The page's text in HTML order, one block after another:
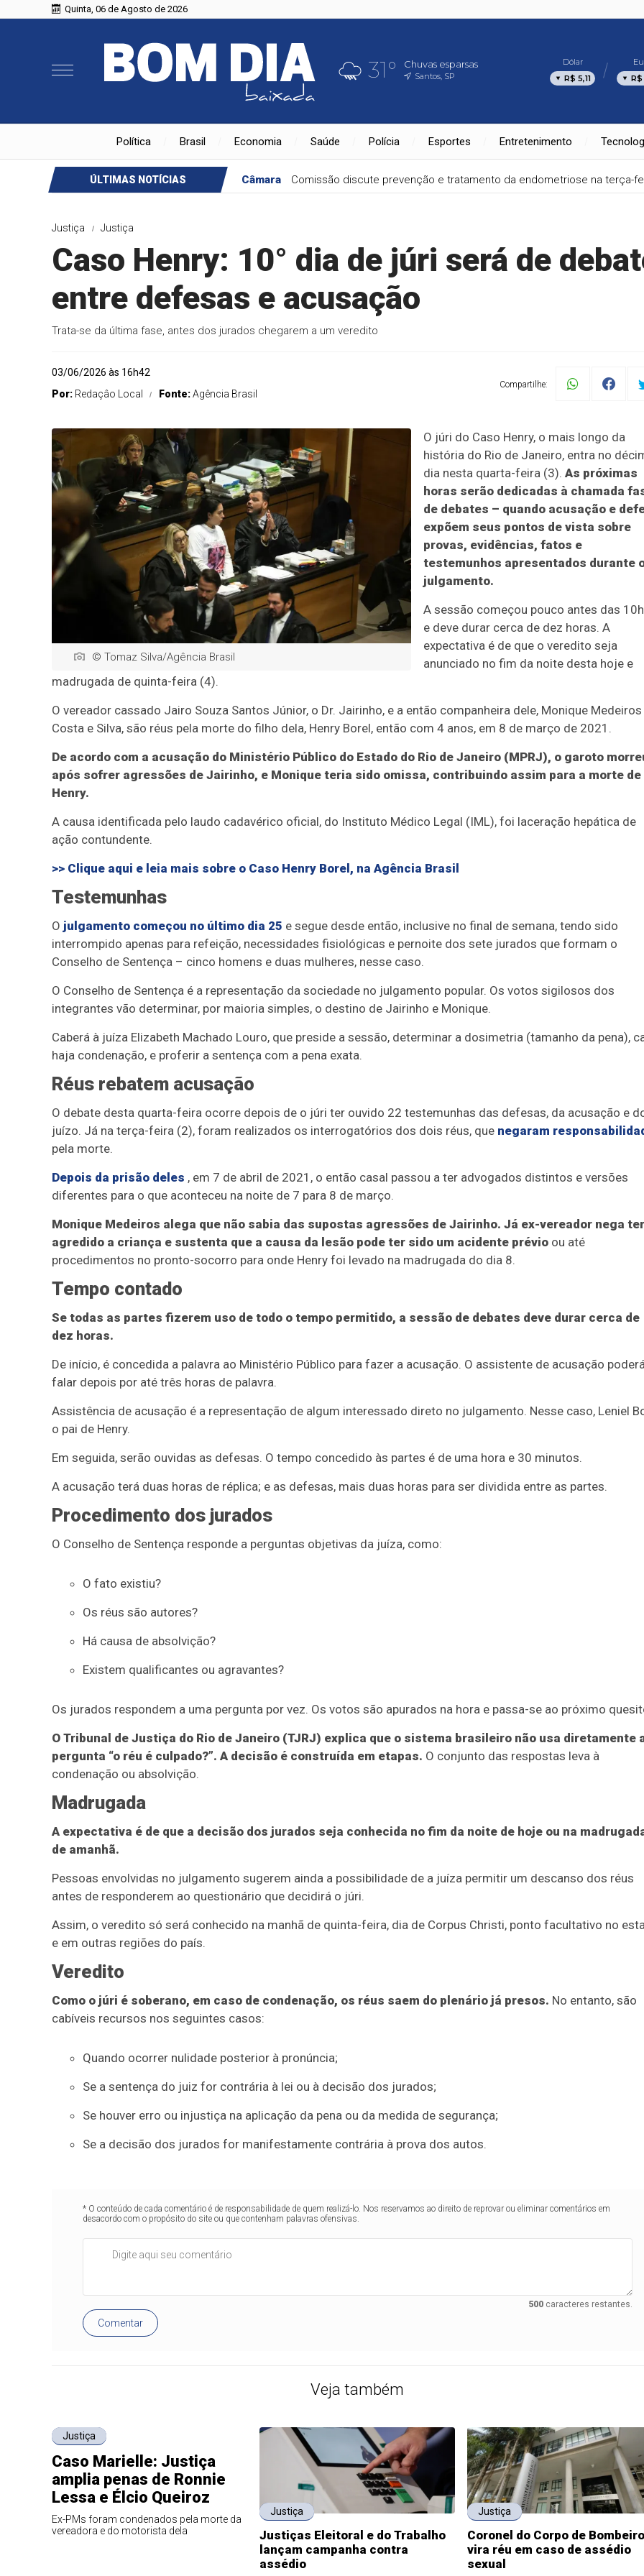
Quinta, 06 de Agosto de 2026
31° Chuvas esparsas
Santos, SP
Dólar
R$ 5,11
Política Brasil Economia Saúde Polícia Esportes Entretenimento
ÚLTIMAS NOTÍCIAS Câmara Comissão discute prevenção e tratamento da endometriose na terça-
Justiça Justiça
Caso Henry: 10° dia de júri será de
entre defesas e acusação
Trata-se da última fase, antes dos jurados chegarem a um veredito
03/06/2026 às 16h42
Por: Redaçâo Local Fonte:Agência Brasil
Compartilhe:
© Tomaz Silva/Agência Brasil
O júri do Caso Henry, o mais longo da
história do Rio de Janeiro, entra no
dia nesta quarta-feira (3). As próximas
horas serão dedicadas à chamada
de debates – quando acusação e
expõem seus pontos de vista sobre
provas, evidências, fatos e
testemunhos apresentados durante
julgamento.
A sessão começou pouco antes das
e deve durar cerca de dez horas. A
expectativa é de que o veredito seja
anunciado no fim da noite desta hoje e
madrugada de quinta-feira (4).
O vereador cassado Jairo Souza Santos Júnior, o Dr. Jairinho, e a então companheira dele, Monique Medeiros
Costa e Silva, são réus pela morte do filho dela, Henry Borel, então com 4 anos, em 8 de março de 2021.
De acordo com a acusação do Ministério Público do Estado do Rio de Janeiro (MPRJ), o garoto
após sofrer agressões de Jairinho, e Monique teria sido omissa, contribuindo assim para a morte de
Henry.
A causa identificada pelo laudo cadavérico oficial, do Instituto Médico Legal (IML), foi laceração hepática de
ação contundente.
>> Clique aqui e leia mais sobre o Caso Henry Borel, na Agência Brasil
Testemunhas
O julgamento começou no último dia 25 e segue desde então, inclusive no final de semana, tendo sido
interrompido apenas para refeição, necessidades fisiológicas e pernoite dos sete jurados que formam o
Conselho de Sentença – cinco homens e duas mulheres, nesse caso.
O Conselho de Sentença é a representação da sociedade no julgamento popular. Os votos sigilosos dos
integrantes vão determinar, por maioria simples, o destino de Jairinho e Monique.
Caberá à juíza Elizabeth Machado Louro, que preside a sessão, determinar a dosimetria (tamanho da pena),
haja condenação, e proferir a sentença com a pena exata.
Réus rebatem acusação
O debate desta quarta-feira ocorre depois de o júri ter ouvido 22 testemunhas das defesas, da acusação e
juízo. Já na terça-feira (2), foram realizados os interrogatórios dos dois réus, que negaram
pela morte.
Depois da prisão deles , em 7 de abril de 2021, o então casal passou a ter advogados distintos e versões
diferentes para o que aconteceu na noite de 7 para 8 de março.
Monique Medeiros alega que não sabia das supostas agressões de Jairinho. Já ex-vereador nega ter
agredido a criança e sustenta que a causa da lesão pode ter sido um acidente prévio ou até
procedimentos no pronto-socorro para onde Henry foi levado na madrugada do dia 8.
Tempo contado
Se todas as partes fizerem uso de todo o tempo permitido, a sessão de debates deve durar cerca de
dez horas.
De início, é concedida a palavra ao Ministério Público para fazer a acusação. O assistente de acusação
falar depois por até três horas de palavra.
Assistência de acusação é a representação de algum interessado direto no julgamento. Nesse caso, Leniel
o pai de Henry.
Em seguida, serão ouvidas as defesas. O tempo concedido às partes é de uma hora e 30 minutos.
A acusação terá duas horas de réplica; e as defesas, mais duas horas para ser dividida entre as partes.
Procedimento dos jurados
O Conselho de Sentença responde a perguntas objetivas da juíza, como:
O fato existiu?
Os réus são autores?
Há causa de absolvição?
Existem qualificantes ou agravantes?
Os jurados respondem a uma pergunta por vez. Os votos são apurados na hora e passa-se ao próximo
O Tribunal de Justiça do Rio de Janeiro (TJRJ) explica que o sistema brasileiro não usa diretamente
pergunta “o réu é culpado?”. A decisão é construída em etapas. O conjunto das respostas leva à
condenação ou absolvição.
Madrugada
A expectativa é de que a decisão dos jurados seja conhecida no fim da noite de hoje ou na
de amanhã.
Pessoas envolvidas no julgamento sugerem ainda a possibilidade de a juíza permitir um descanso dos réus
antes de responderem ao questionário que decidirá o júri.
Assim, o veredito só será conhecido na manhã de quinta-feira, dia de Corpus Christi, ponto facultativo no
e em outras regiões do país.
Veredito
Como o júri é soberano, em caso de condenação, os réus saem do plenário já presos. No entanto, são
cabíveis recursos nos seguintes casos:
Quando ocorrer nulidade posterior à pronúncia;
Se a sentença do juiz for contrária à lei ou à decisão dos jurados;
Se houver erro ou injustiça na aplicação da pena ou da medida de segurança;
Se a decisão dos jurados for manifestamente contrária à prova dos autos.
* O conteúdo de cada comentário é de responsabilidade de quem realizá-lo. Nos reservamos ao direito de reprovar ou eliminar comentários em
desacordo com o propósito do site ou que contenham palavras ofensivas.
500caracteres restantes.
Comentar
Veja também
Justiça
Caso Marielle: Justiça
amplia penas de Ronnie
Lessa e Élcio Queiroz
Ex-PMs foram condenados pela morte da
vereadora e do motorista dela
Justiça
Justiças Eleitoral e do Trabalho
lançam campanha contra
assédio
Justiça
Coronel do Corpo de
vira réu em caso de assédio
sexual